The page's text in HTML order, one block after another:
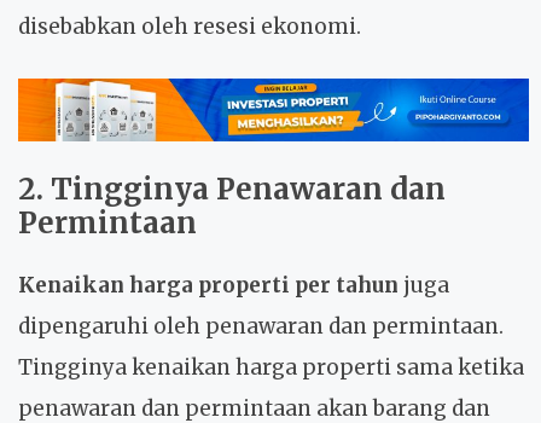
disebabkan oleh resesi ekonomi.
2. Tingginya Penawaran dan
Permintaan
Kenaikan harga properti per tahun juga
dipengaruhi oleh penawaran dan permintaan.
Tingginya kenaikan harga properti sama ketika
penawaran dan permintaan akan barang dan